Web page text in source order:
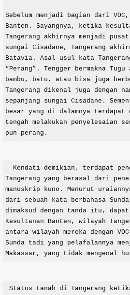
Sebelum menjadi bagian dari
Banten. Sayangnya, ketika
Tangerang akhirnya menjadi
sungai Cisadane, Tangerang
Batavia. Asal usul kata
“Perang”. Tengger bermakna
bambu, batu, atau bisa juga
Tangerang dikenal juga dengan
sepanjang sungai Cisadane.
besar yang di dalamnya
tengah melakukan penyelesaian
pun perang.
Tangerang yang berasal dari
manuskrip kuno. Menurut
dari sebuah kata berbahasa
dimaksud dengan tanda itu,
Kesultanan Banten, wilayah
antara wilayah mereka dengan
Sunda tadi yang pelafalannya
Makassar, yang tidak mengenal
Status tanah di Tangerang ketika masa Kesultanan Banten, adalah Tanah Negara yang